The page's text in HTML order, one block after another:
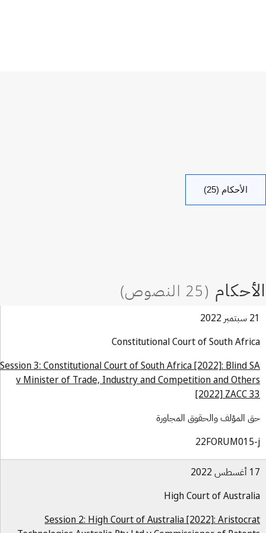
الأحكام (25)
Constitutional Court of South
Session 3: Constitutional Court of South Africa [2022]: Blind
v Minister of Trade, Industry and Competition and
[2022] ZACC
المؤلف والحقوق المجاورة
High Court of
Session 2: High Court of Australia [2022]: